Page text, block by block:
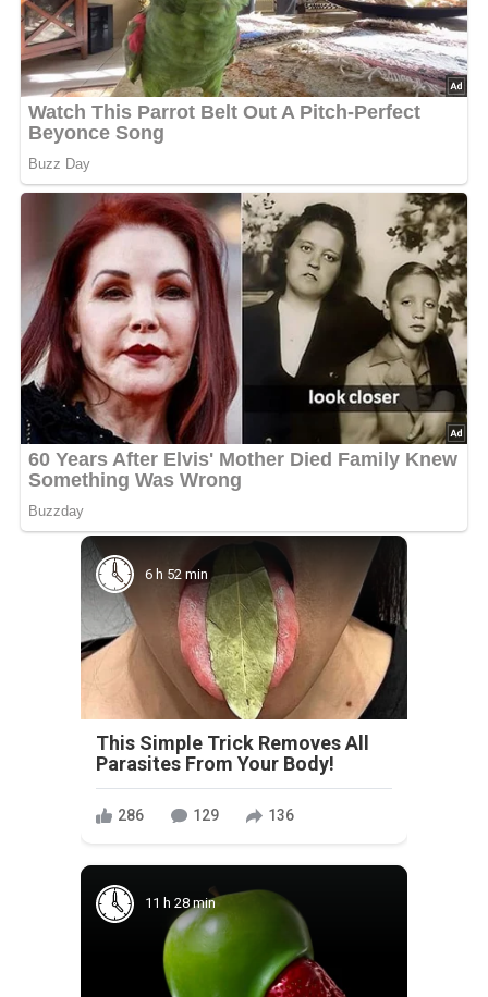
6 h 52 min
This Simple Trick Removes All
Parasites From Your Body!
286 129 136
11 h 28 min